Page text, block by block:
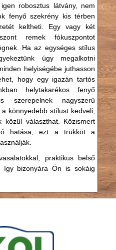
robosztus látvány, nem
fenyő szekrény kis térben
keltheti. Egy vagy két
remek fókuszpontot
Ha az egységes stílus
úgy megalkotni
helyiségébe juthasson
hogy egy igazán tartós
helytakarékos fenyő
szerepelnek nagyszerű
könnyedebb stílust kedveli,
közül választhat. Közismert
hatása, ezt a trükköt a
praktikus belső
így bizonyára Ön is sokáig